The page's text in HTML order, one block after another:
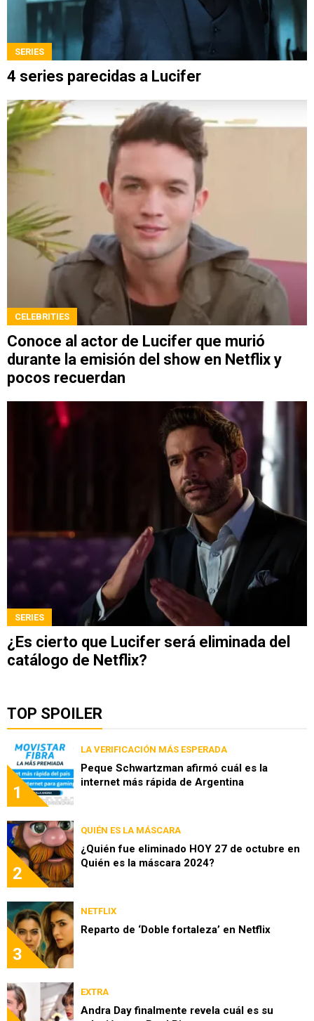
SERIES
4 series parecidas a Lucifer
CELEBRITIES
Conoce al actor de Lucifer que murió
durante la emisión del show en Netflix y
pocos recuerdan
SERIES
¿Es cierto que Lucifer será eliminada del
catálogo de Netflix?
TOP SPOILER
1
LA VERIFICACIÓN MÁS ESPERADA
Peque Schwartzman afirmó cuál es la
internet más rápida de Argentina
2
QUIÉN ES LA MÁSCARA
¿Quién fue eliminado HOY 27 de octubre en
Quién es la máscara 2024?
3
NETFLIX
Reparto de ‘Doble fortaleza’ en Netflix
EXTRA
Andra Day finalmente revela cuál es su